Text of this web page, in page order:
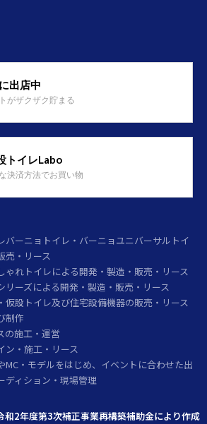
出店中
がザクザク貯まる
トイレLabo
決済方法でお買い物
バーニョトイレ・バーニョユニバーサルトイ
売・リース
ゃれトイレによる開発・製造・販売・リース
リーズによる開発・製造・販売・リース
仮設トイレ及び住宅設備機器の販売・リース
制作
の施工・運営
ン・施工・リース
MC・モデルをはじめ、イベントに合わせた出
ディション・現場管理
和2年度第3次補正事業再構築補助金により作成